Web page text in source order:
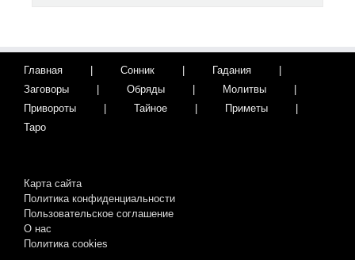
Главная Сонник
Гадания
Заговоры
Обряды
Молитвы
Привороты
Тайное
Приметы
Таро
Карта сайта
Политика конфиденциальности
Пользовательское соглашение
О нас
Пoлитикa cookies